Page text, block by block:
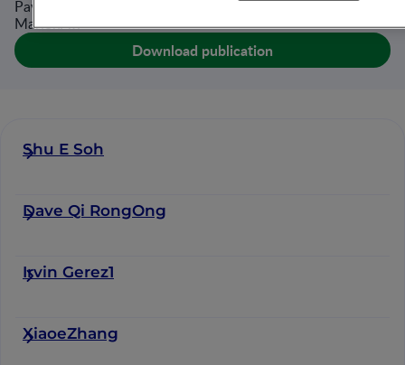
Pavithra Chollate , Lynette Pei-ChiShek , Bee WahLee1 ,
MarionAw
Download publication
Shu E Soh
Dave Qi RongOng
Irvin Gerez1
XiaoeZhang